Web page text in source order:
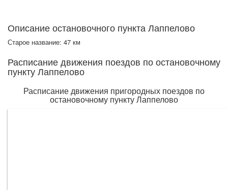
Описание остановочного пункта Лаппелово
Старое название: 47 км
Расписание движения поездов по остановочному
пункту Лаппелово
Расписание движения пригородных поездов по
остановочному пункту Лаппелово